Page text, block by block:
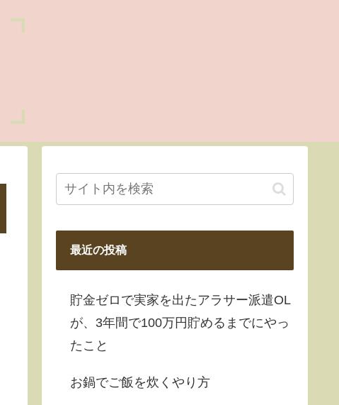
最近の投稿
貯金ゼロで実家を出たアラサー派遣OL
が、3年間で100万円貯めるまでにやっ
たこと
お鍋でご飯を炊くやり方